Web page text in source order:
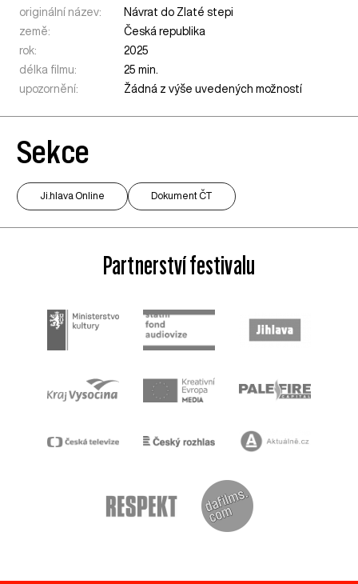
originální název:
Návrat do Zlaté stepi
země:
Česká republika
rok:
2025
délka filmu:
25 min.
upozornění:
Žádná z výše uvedených možností
Sekce
Ji.hlava Online Dokument ČT
Partnerství festivalu